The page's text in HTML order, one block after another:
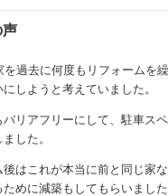
声
を過去に何度もリフォームを
しようと考えていました。
バリアフリーにして、駐車ス
した。
後はこれが本当に前と同じ家
ために減築もしてもらいまし